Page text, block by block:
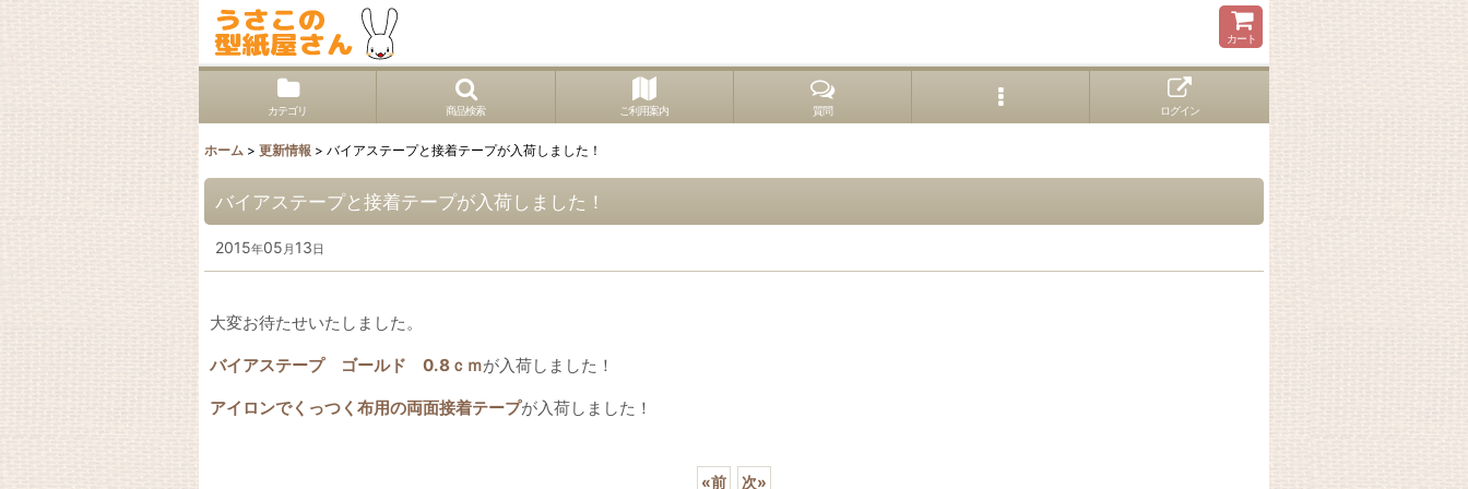
カート
カテゴリ 商品検索 ご利用案内 質問 ログイン
ホーム > 更新情報 > バイアステープと接着テープが入荷しました！
バイアステープと接着テープが入荷しました！
2015年05 月 13日
大変お待たせいたしました。
バイアステープ ゴールド 0.8ｃｍが入荷しました！
アイロンでくっつく布用の両面接着テープが入荷しました！
«前 次»